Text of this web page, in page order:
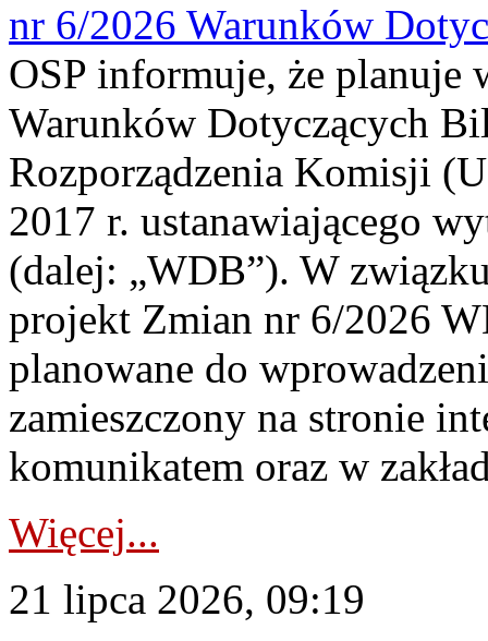
nr 6/2026 Warunków
OSP informuje, że planuje
Warunków Dotyczących
Rozporządzenia Komisji
2017 r. ustanawiającego
(dalej: „WDB”). W
projekt Zmian nr 6/2026
planowane do
zamieszczony na stronie
komunikatem oraz w
Więcej...
21 lipca 2026, 09:19